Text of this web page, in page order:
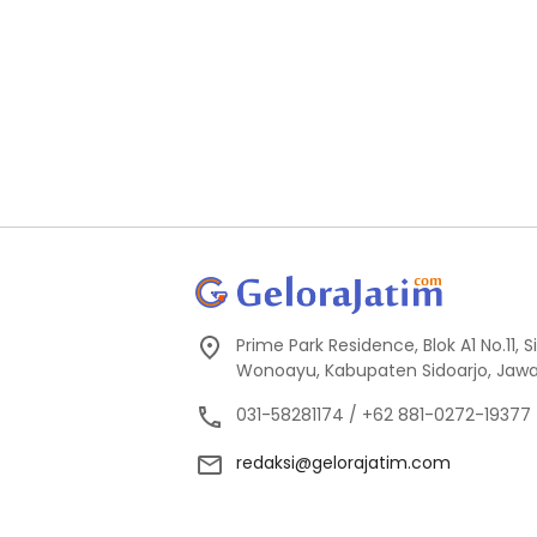
Prime Park Residence, Blok A1
Wonoayu, Kabupaten Sidoarjo,
031-58281174 / +62 881-0272-19377
redaksi@gelorajatim.com